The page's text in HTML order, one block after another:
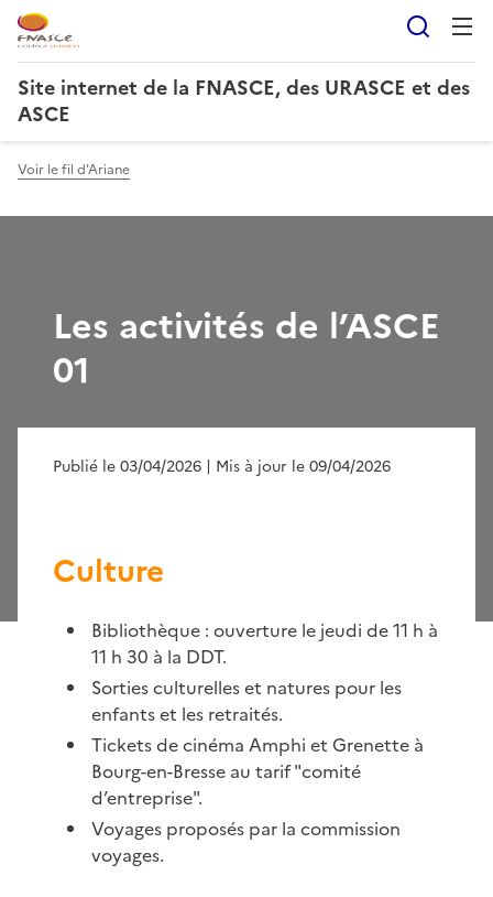
Site internet de la FNASCE, des URASCE et des
ASCE
Voir le fil d'Ariane
Les activités de l’ASCE
01
Publié le 03/04/2026 | Mis à jour le 09/04/2026
Culture
Bibliothèque : ouverture le jeudi de 11 h à
11 h 30 à la DDT.
Sorties culturelles et natures pour les
enfants et les retraités.
Tickets de cinéma Amphi et Grenette à
Bourg-en-Bresse au tarif "comité
d’entreprise".
Voyages proposés par la commission
voyages.